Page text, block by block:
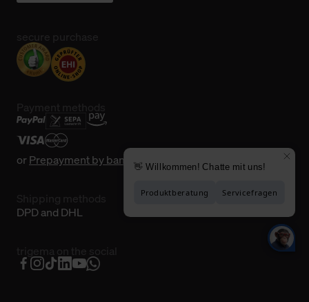
orPrepayment by bank transfer
DPD and DHL